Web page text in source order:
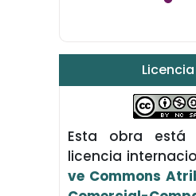
Licencia
Esta obra está
licencia
ve Commons